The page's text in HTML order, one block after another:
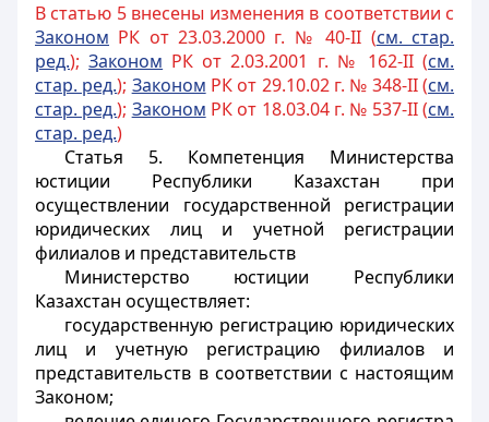
В статью 5 внесены изменения в соответствии с
Законом РК от 23.03.2000 г. № 40-II (см. стар.
ред.);Законом РК от 2.03.2001 г. № 162-II (см.
стар. ред.); Законом РК от 29.10.02 г. № 348-II (см.
стар. ред.); Законом РК от 18.03.04 г. № 537-II (см.
стар. ред.)
Статья 5. Компетенция Министерства
юстиции Республики Казахстан при
осуществлении государственной регистрации
юридических лиц и учетной регистрации
филиалов и представительств
Министерство юстиции Республики
Казахстан осуществляет:
государственную регистрацию юридических
лиц и учетную регистрацию филиалов и
представительств в соответствии с настоящим
Законом;